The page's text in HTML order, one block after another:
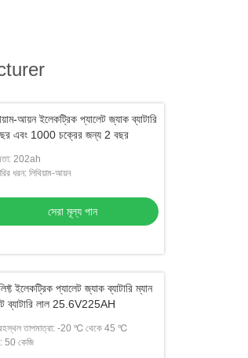
আয়ন ইলেকট্রিক প্যালেট জ্যাক ব্যাটারি
এবং 1000 চক্রের জন্য 2 বছর
202ah
ধরন: লিথিয়াম-আয়ন
সেরা মূল্য পান
ইলেকট্রিক প্যালেট জ্যাক ব্যাটারি ম্যান
ব্যাটারি লাল 25.6V225AH
তাপমাত্রা: -20 ℃ থেকে 45 ℃
50 কেজি